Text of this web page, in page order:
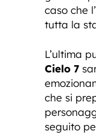
caso che
tutta la
L’ultima
Cielo 7
che si
seguito